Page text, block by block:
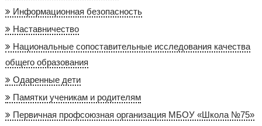
Информационная безопасность
Наставничество
Национальные сопоставительные исследования качества
общего образования
Одаренные дети
Памятки ученикам и родителям
Первичная профсоюзная организация МБОУ «Школа №75»